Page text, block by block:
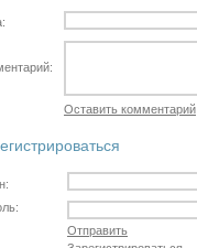
Оставить комментарий
Отправить